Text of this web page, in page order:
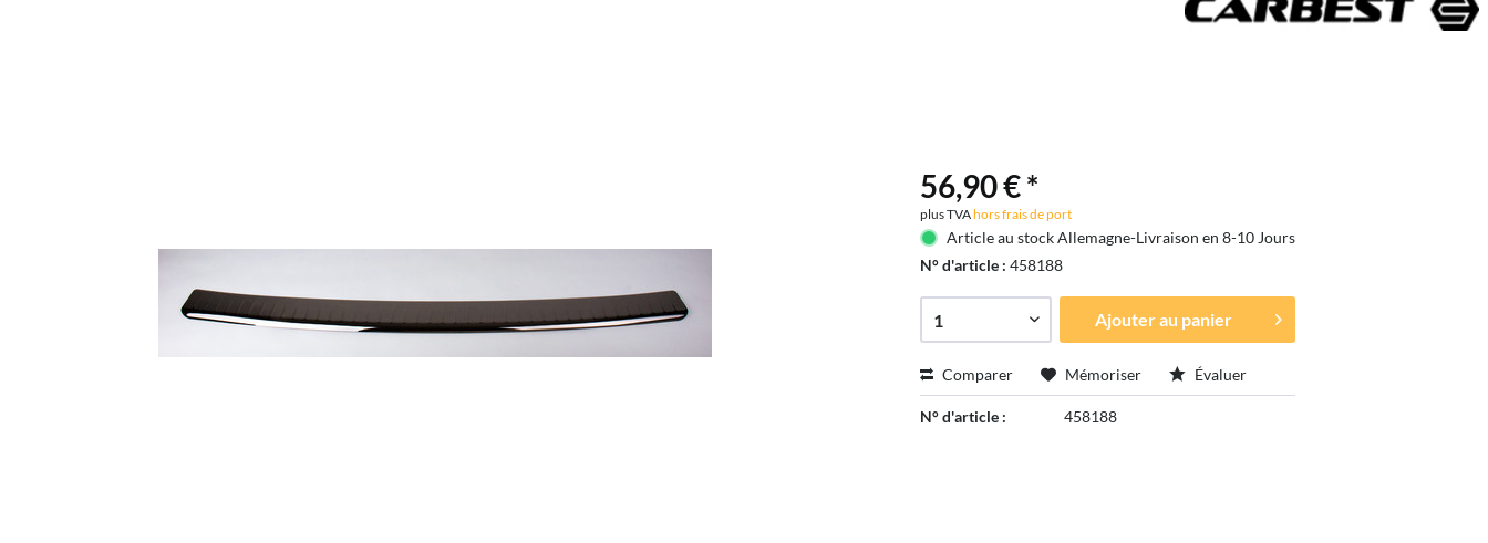
56,90 € *
plus TVAhors frais de port
Article au stock Allemagne-Livraison en 8-10 Jours
N° d'article :458188
Ajouter au panier
Comparer Mémoriser Évaluer
N° d'article : 458188